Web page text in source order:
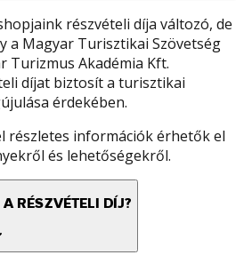
részvételi díja változó, de
a Magyar Turisztikai Szövetség
Turizmus Akadémia Kft.
díjat biztosít a turisztikai
érdekében.
részletes információk érhetők el
és lehetőségekről.
RÉSZVÉTELI DÍJ?